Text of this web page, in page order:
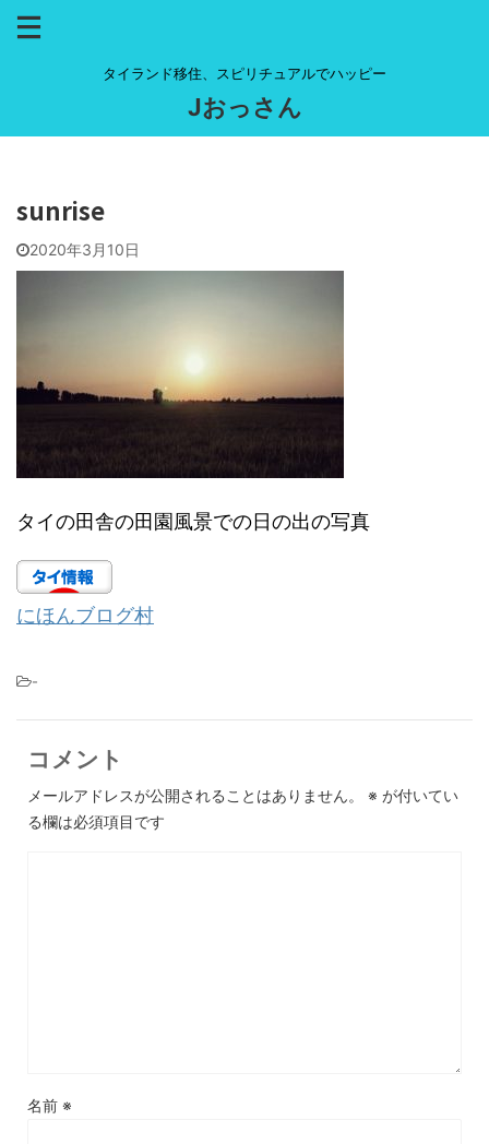
タイランド移住、スピリチュアルでハッピー
Jおっさん
sunrise
2020年3月10日
タイの田舎の田園風景での日の出の写真
にほんブログ村
-
コメント
メールアドレスが公開されることはありません。 ※ が付いてい
る欄は必須項目です
名前 ※